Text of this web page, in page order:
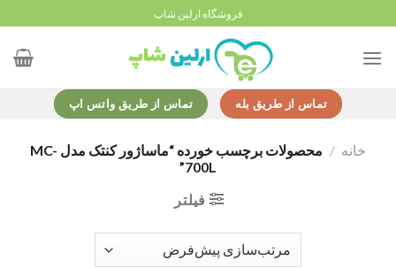
to
content
فروشگاه ارلین شاپ
تماس از طریق بله تماس از طریق واتس اپ
خانه /
محصولات برچسب خورده “ماساژور کنتک مدل MC-
700L”
فیلتر